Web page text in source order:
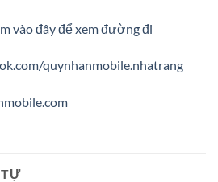
vào đây để xem đường đi
quynhanmobile.nhatrang